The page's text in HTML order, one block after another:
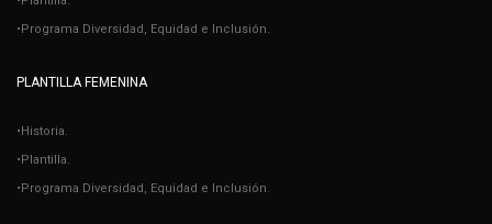
•Programa Diversidad, Equidad e Inclusión.
PLANTILLA FEMENINA
•Historia.
•Plantilla.
•Programa Diversidad, Equidad e Inclusión.